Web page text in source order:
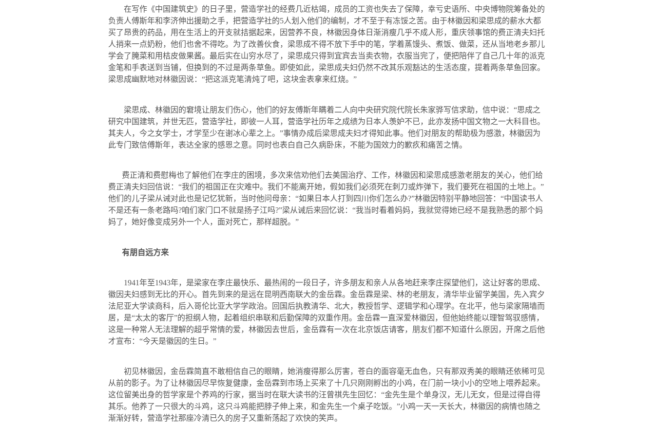
在写作《中国建筑史》的日子里，营造学社的经费几近枯竭，成员的工资也失去了保障，幸亏史语所、中央博物院筹备处的
负责人傅斯年和李济伸出援助之手，把营造学社的5人划入他们的编制，才不至于有冻馁之苦。由于林徽因和梁思成的薪水大都
买了昂贵的药品，用在生活上的开支就拮据起来，因营养不良，林徽因身体日渐消瘦几乎不成人形，重庆领事馆的费正清夫妇托
人捎来一点奶粉，他们也舍不得吃。为了改善伙食，梁思成不得不放下手中的笔，学着蒸馒头、煮饭、做菜，还从当地老乡那儿
学会了腌菜和用桔皮做果酱。最后实在山穷水尽了，梁思成只得到宜宾去当卖衣物，衣服当完了，便把陪伴了自己几十年的派克
金笔和手表送到当铺，但换到的不过是两条草鱼。即使如此，梁思成夫妇仍然不改其乐观豁达的生活态度，提着两条草鱼回家。
梁思成幽默地对林徽因说：“把这派克笔清炖了吧，这块金表拿来红烧。”
梁思成、林徽因的窘境让朋友们伤心，他们的好友傅斯年瞒着二人向中央研究院代院长朱家骅写信求助，信中说：“思成之
研究中国建筑，并世无匹，营造学社，即彼一人耳，营造学社历年之成绩为日本人羡妒不已，此亦发扬中国文物之一大科目也。
其夫人，今之女学士，才学至少在谢冰心辈之上。”事情办成后梁思成夫妇才得知此事。他们对朋友的帮助极为感激，林徽因为
此专门致信傅斯年，表达全家的感恩之意。同时也表白自己久病卧床，不能为国效力的歉疚和痛苦之情。
费正清和费慰梅也了解他们在李庄的困境，多次来信劝他们去美国治疗、工作，林徽因和梁思成感激老朋友的关心，他们给
费正清夫妇回信说：“我们的祖国正在灾难中。我们不能离开她，假如我们必须死在刺刀或炸弹下，我们要死在祖国的土地上。”
他们的儿子梁从诫对此也是记忆犹新，当时他问母亲：“如果日本人打到四川你们怎么办?”林徽因特别平静地回答：“中国读书人
不是还有一条老路吗?咱们家门口不就是扬子江吗?”梁从诫后来回忆说：“我当时看着妈妈，我就觉得她已经不是我熟悉的那个妈
妈了，她好像变成另外一个人，面对死亡，那样超脱。”
有朋自远方来
1941年至1943年，是梁家在李庄最快乐、最热闹的一段日子，许多朋友和亲人从各地赶来李庄探望他们，这让好客的思成、
徽因夫妇感到无比的开心。首先到来的是远在昆明西南联大的金岳霖。金岳霖是梁、林的老朋友，清华毕业留学美国，先入宾夕
法尼亚大学读商科，后入哥伦比亚大学学政治。回国后执教清华、北大，教授哲学、逻辑学和心理学。在北平，他与梁家隔墙而
居，是“太太的客厅”的担纲人物，起着组织串联和后勤保障的双重作用。金岳霖一直深爱林徽因，但他始终能以理智驾驭感情，
这是一种常人无法理解的超乎常情的爱，林徽因去世后，金岳霖有一次在北京饭店请客，朋友们都不知道什么原因，开席之后他
才宣布：“今天是徽因的生日。”
初见林徽因，金岳霖简直不敢相信自己的眼睛，她消瘦得那么厉害，苍白的面容毫无血色，只有那双秀美的眼睛还依稀可见
从前的影子。为了让林徽因尽早恢复健康，金岳霖到市场上买来了十几只刚刚孵出的小鸡，在门前一块小小的空地上喂养起来。
这位留美出身的哲学家是个养鸡的行家，据当时在联大读书的汪曾祺先生回忆：“金先生是个单身汉，无儿无女，但是过得自得
其乐。他养了一只很大的斗鸡，这只斗鸡能把脖子伸上来， 和金先生一个桌子吃饭。”小鸡一天一天长大，林徽因的病情也随之
渐渐好转，营造学社那座冷清已久的房子又重新荡起了欢快的笑声。